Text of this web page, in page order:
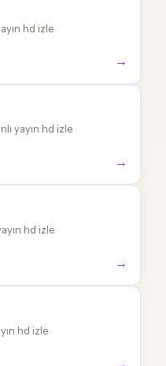
hd izle
→
yayın hd izle
→
hd izle
→
hd izle